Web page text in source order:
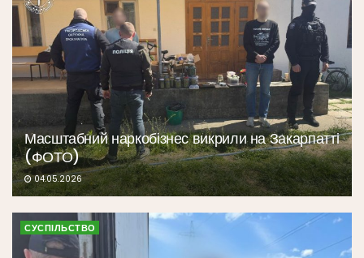
Масштабний наркобізнес викрили на Закарпатті
(ФОТО)
04.05.2026
СУСПІЛЬСТВО